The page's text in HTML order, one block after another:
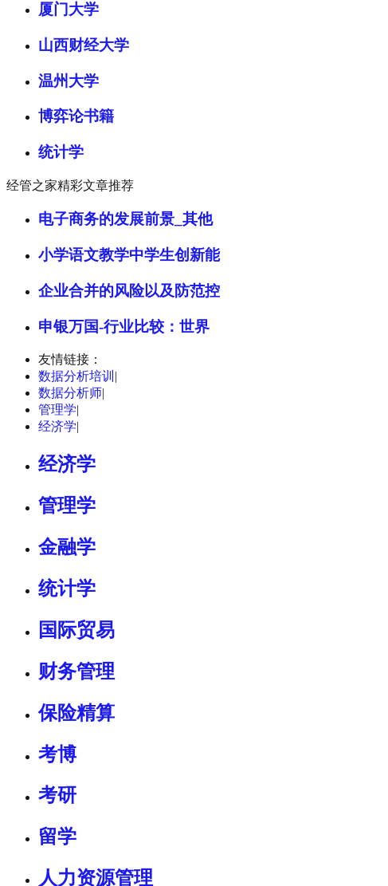
厦门大学
山西财经大学
温州大学
博弈论书籍
统计学
经管之家精彩文章推荐
电子商务的发展前景_其他
小学语文教学中学生创新能
企业合并的风险以及防范控
申银万国-行业比较：世界
友情链接：
数据分析培训 |
数据分析师|
管理学|
经济学|
经济学
管理学
金融学
统计学
国际贸易
财务管理
保险精算
考博
考研
留学
人力资源管理